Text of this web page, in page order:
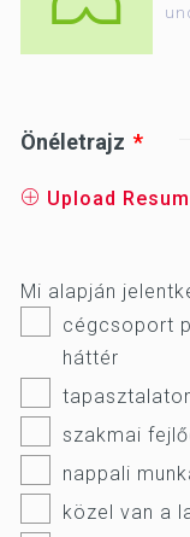
Önéletrajz
Upload
Mi alapján
cégcsoport
háttér
szakmai
nappali
közel van a